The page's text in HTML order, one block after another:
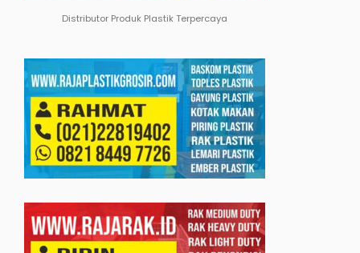
Distributor Produk Plastik Terpercaya